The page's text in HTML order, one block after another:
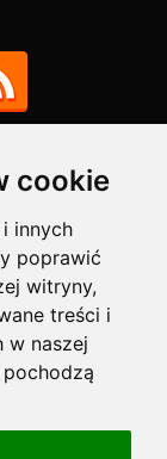
cookie
innych
poprawić
witryny,
treści i
w naszej
miasta zaczęła
a od XV wieku
w XV wieku